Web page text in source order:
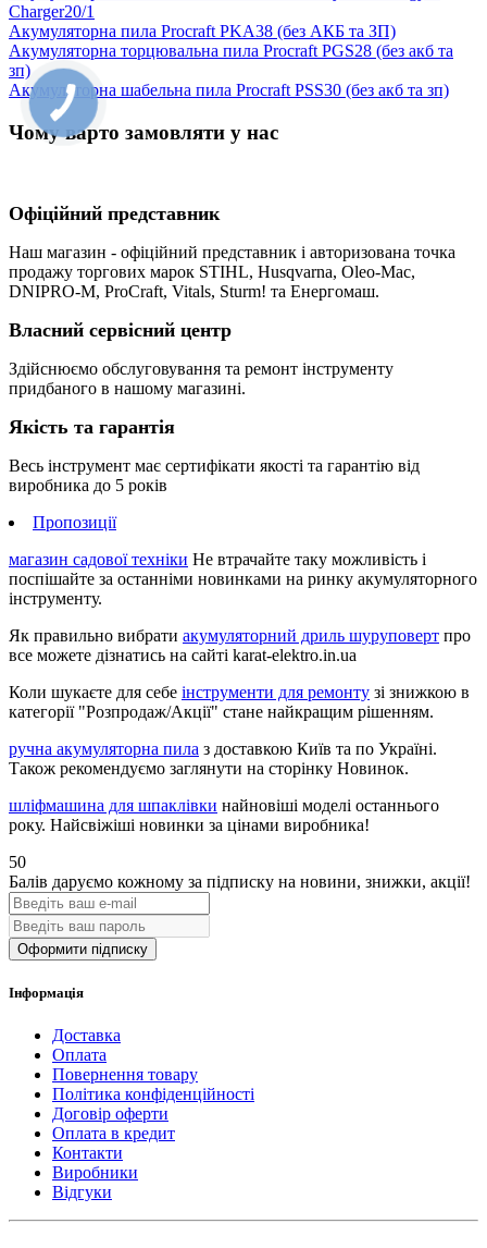
Charger20/1
Акумуляторна пила Procraft PKA38 (без АКБ та ЗП)
Акумуляторна торцювальна пила Procraft PGS28 (без акб та
зп)
Акумуляторна шабельна пила Procraft PSS30 (без акб та зп)
Чому варто замовляти у нас
Офіційний представник
Наш магазин - офіційний представник і авторизована точка
продажу торгових марок STIHL, Husqvarna, Oleo-Mac,
DNIPRO-M, ProCraft, Vitals, Sturm! та Енергомаш.
Власний сервісний центр
Здійснюємо обслуговування та ремонт інструменту
придбаного в нашому магазині.
Якість та гарантія
Весь інструмент має сертифікати якості та гарантію від
виробника до 5 років
Пропозиції
магазин садової техніки Не втрачайте таку можливість і
поспішайте за останніми новинками на ринку акумуляторного
інструменту.
Як правильно вибрати акумуляторний дриль шуруповерт про
все можете дізнатись на сайті karat-elektro.in.ua
Коли шукаєте для себе інструменти для ремонту зі знижкою в
категорії "Розпродаж/Акції" стане найкращим рішенням.
ручна акумуляторна пила з доставкою Київ та по Україні.
Також рекомендуємо заглянути на сторінку Новинок.
шліфмашина для шпаклівки найновіші моделі останнього
року. Найсвіжіші новинки за цінами виробника!
50
Балів даруємо кожному за підписку на новини, знижки, акції!
Оформити підписку
Інформація
Доставка
Оплата
Повернення товару
Політика конфіденційності
Договір оферти
Оплата в кредит
Контакти
Виробники
Відгуки